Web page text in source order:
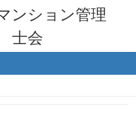
士会